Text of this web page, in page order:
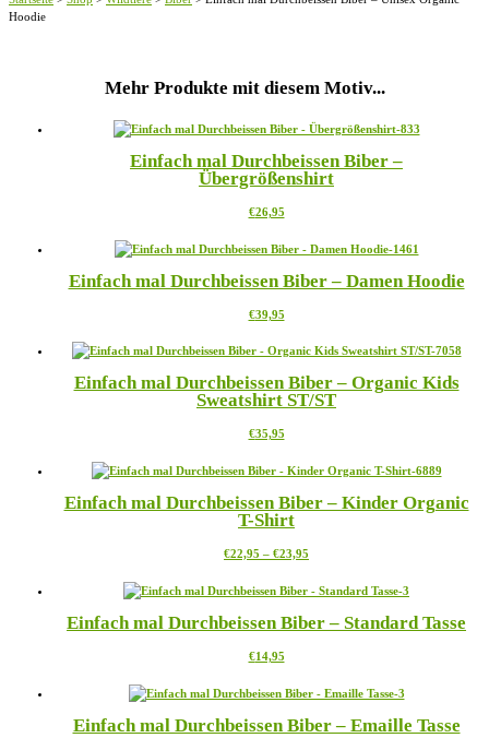
Hoodie
Mehr Produkte mit diesem Motiv...
Einfach mal Durchbeissen Biber –
Übergrößenshirt
€26,95Dieses
weist
Varianten
Die
können
der
Produktseite
werden
Einfach mal Durchbeissen Biber – Damen Hoodie
€39,95Dieses
weist
Varianten
auf.
Optionen
auf
Produktseite
gewählt
Einfach mal Durchbeissen Biber – Organic Kids
Sweatshirt ST/ST
€35,95Dieses
weist
Varianten
auf.
Optionen
auf
Produktseite
werden
Einfach mal Durchbeissen Biber – Kinder Organic
T-Shirt
€22,95 – €23,95
bis
weist
Varianten
können
der
Einfach mal Durchbeissen Biber – Standard Tasse
€14,95Dieses
weist
Varianten
Einfach mal Durchbeissen Biber – Emaille Tasse